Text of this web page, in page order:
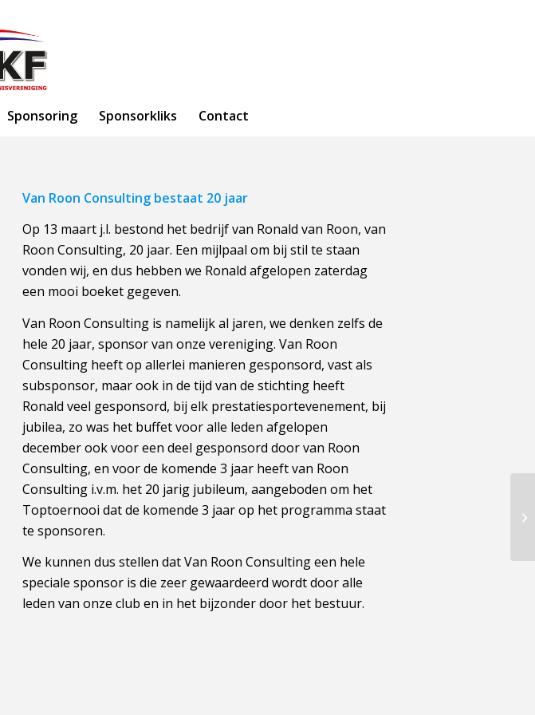
Sponsoring Sponsorkliks Contact
Van Roon Consulting bestaat 20 jaar
Op 13 maart j.l. bestond het bedrijf van Ronald van Roon, van
Roon Consulting, 20 jaar. Een mijlpaal om bij stil te staan
vonden wij, en dus hebben we Ronald afgelopen zaterdag
een mooi boeket gegeven.
Van Roon Consulting is namelijk al jaren, we denken zelfs de
hele 20 jaar, sponsor van onze vereniging. Van Roon
Consulting heeft op allerlei manieren gesponsord, vast als
subsponsor, maar ook in de tijd van de stichting heeft
Ronald veel gesponsord, bij elk prestatiesportevenement, bij
jubilea, zo was het buffet voor alle leden afgelopen
december ook voor een deel gesponsord door van Roon
Consulting, en voor de komende 3 jaar heeft van Roon
Consulting i.v.m. het 20 jarig jubileum, aangeboden om het
Toptoernooi dat de komende 3 jaar op het programma staat
te sponsoren.
We kunnen dus stellen dat Van Roon Consulting een hele
speciale sponsor is die zeer gewaardeerd wordt door alle
leden van onze club en in het bijzonder door het bestuur.